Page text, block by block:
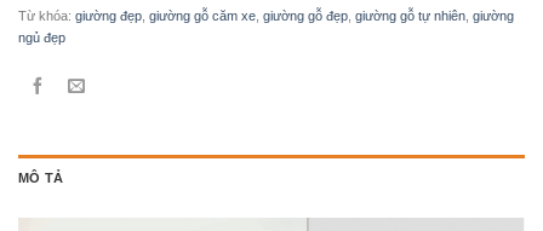
Từ khóa: giường đẹp, giường gỗ căm xe, giường gỗ đẹp, giường gỗ tự nhiên, giường
ngủ đẹp
MÔ TẢ